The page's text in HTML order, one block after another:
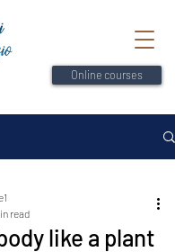
Online courses
like a plant
read